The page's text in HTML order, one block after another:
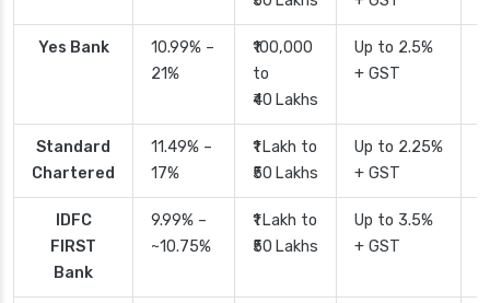
Yes Bank
10.99% –
21%
₹100,000
to
₹40 Lakhs
Up to 2.5%
+ GST
Standard
Chartered
11.49% –
17%
₹1 Lakh to
₹50 Lakhs
Up to 2.25%
+ GST
IDFC
FIRST
Bank
9.99% –
~10.75%
₹1 Lakh to
₹50 Lakhs
Up to 3.5%
+ GST